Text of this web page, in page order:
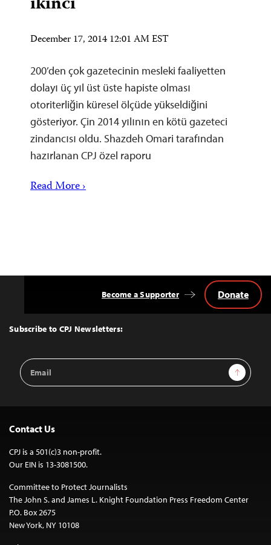
December 17, 2014 12:01 AM EST
200’den çok gazetecinin mesleki faaliyetten
dolayı üç yıl üst üste hapiste olması
otoriterliğin küresel ölçüde yükseldiğini
gösteriyor. Çin 2014 yılının en kötü gazeteci
zindancısı oldu. Shazdeh Omari tarafından
hazırlanan CPJ özel raporu
Read More ›
Top
Subscribe to CPJ Newsletters:
Email
Address
Sign Up
Become a Supporter Donate
Contact Us
CPJ is a 501(c)3 non-profit.
Our EIN is 13-3081500.
Committee to Protect Journalists
The John S. and James L. Knight Foundation Press Freedom Center
P.O. Box 2675
New York, NY 10108